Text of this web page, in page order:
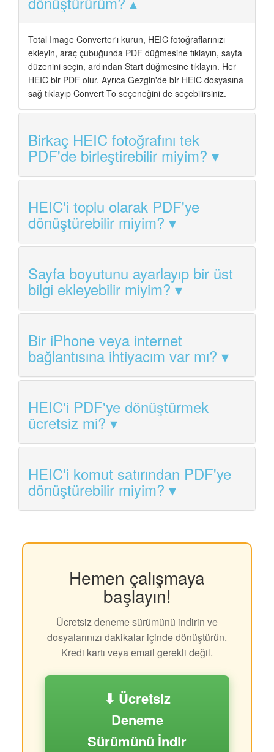
Total Image Converter'ı kurun, HEIC fotoğraflarınızı
ekleyin, araç çubuğunda PDF düğmesine tıklayın, sayfa
düzenini seçin, ardından Start düğmesine tıklayın. Her
HEIC bir PDF olur. Ayrıca Gezgin'de bir HEIC dosyasına
sağ tıklayıp Convert To seçeneğini de seçebilirsiniz.
Birkaç HEIC fotoğrafını tek
PDF'de birleştirebilir miyim?
HEIC'i toplu olarak PDF'ye
dönüştürebilir miyim?
Sayfa boyutunu ayarlayıp bir üst
bilgi ekleyebilir miyim?
Bir iPhone veya internet
bağlantısına ihtiyacım var mı?
HEIC'i PDF'ye dönüştürmek
ücretsiz mi?
HEIC'i komut satırından PDF'ye
dönüştürebilir miyim?
Hemen çalışmaya
başlayın!
Ücretsiz deneme sürümünü indirin ve
dosyalarınızı dakikalar içinde dönüştürün.
Kredi kartı veya email gerekli değil.
⬇ Ücretsiz
Deneme
Sürümünü İndir